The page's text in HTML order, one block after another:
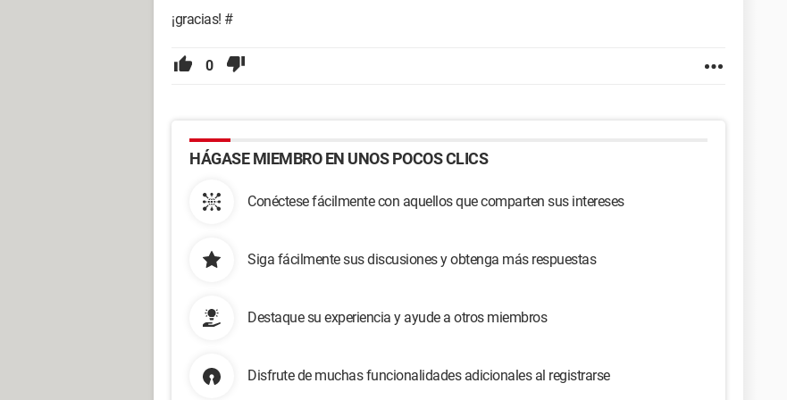
¡gracias! #
0
HÁGASE MIEMBRO EN UNOS POCOS CLICS
Conéctese fácilmente con aquellos que comparten sus intereses
Siga fácilmente sus discusiones y obtenga más respuestas
Destaque su experiencia y ayude a otros miembros
Disfrute de muchas funcionalidades adicionales al registrarse